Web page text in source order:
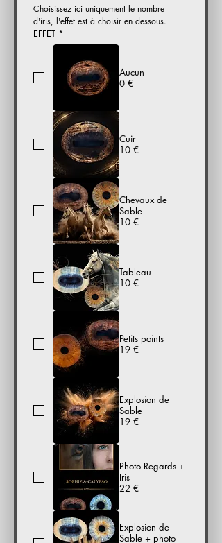
Choisissez ici uniquement le nombre
EFFET *
Aucun
0 €
Cuir
10 €
Chevaux de
Sable
10 €
Tableau
10 €
Petits points
19 €
Explosion de
Sable
19 €
Photo Regards +
Iris
22 €
Explosion de
Sable + photo